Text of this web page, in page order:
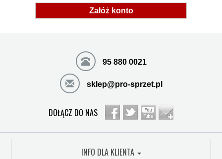
Załóż konto
95 880 0021
sklep@pro-sprzet.pl
DOŁĄCZ DO NAS
INFO DLA KLIENTA